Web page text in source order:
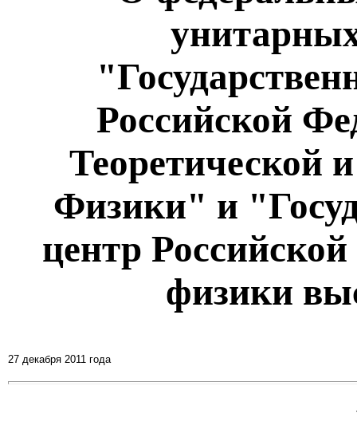
Российской
Теоретической
Физики" и
центр
физики
27 декабря 2011 года